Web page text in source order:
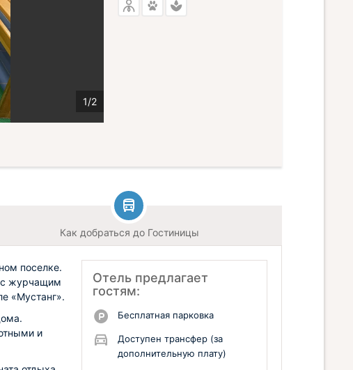
Как добраться до Гостиницы
Отель предлагает
гостям:
Бесплатная парковка
Доступен трансфер (за
дополнительную плату)
поселке.
с журчащим
«Мустанг».
и